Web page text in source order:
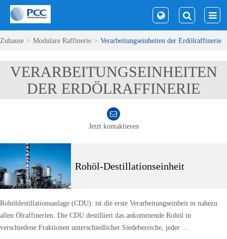
Zuhause Modulare Raffinerie Verarbeitungseinheiten der Erdölraffinerie
VERARBEITUNGSEINHEITEN
DER ERDÖLRAFFINERIE
Jetzt kontaktieren
Rohöl-Destillationseinheit
Rohöldestillationsanlage (CDU): ist die erste Verarbeitungseinheit in nahezu
allen Ölraffinerien. Die CDU destilliert das ankommende Rohöl in
verschiedene Fraktionen unterschiedlicher Siedebereiche, jeder ...